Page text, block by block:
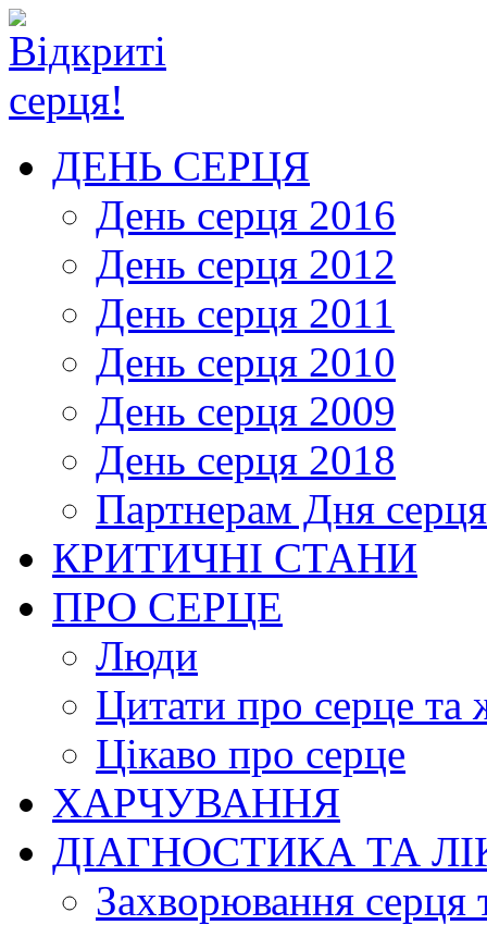
ДЕНЬ СЕРЦЯ
День серця 2016
День серця 2012
День серця 2011
День серця 2010
День серця 2009
День серця 2018
Партнерам Дня серця
КРИТИЧНІ СТАНИ
ПРО СЕРЦЕ
Люди
Цитати про серце та
Цікаво про серце
ХАРЧУВАННЯ
ДІАГНОСТИКА ТА
Захворювання серця